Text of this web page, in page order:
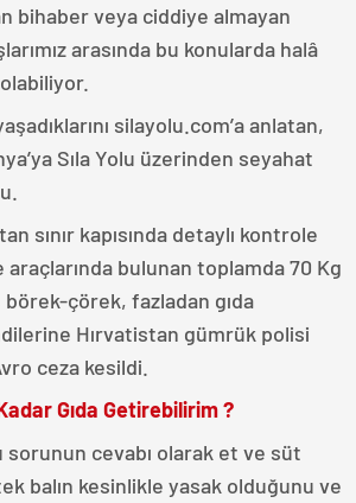
bihaber veya ciddiye almayan
arasında bu konularda halâ
silayolu.com’a anlatan,
Sıla Yolu üzerinden seyahat
sınır kapısında detaylı kontrole
bulunan toplamda 70 Kg
börek-çörek, fazladan gıda
Hırvatistan gümrük polisi
ceza kesildi.
Gıda Getirebilirim ?
cevabı olarak et ve süt
balın kesinlikle yasak olduğunu ve